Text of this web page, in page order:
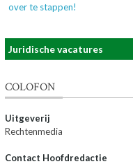
over te stappen!
Juridische vacatures
COLOFON
Uitgeverij
Rechtenmedia
Contact Hoofdredactie